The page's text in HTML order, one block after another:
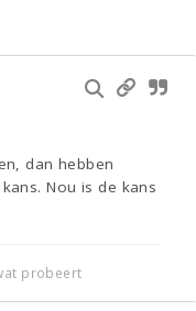
dan hebben
Nou is de kans
probeert